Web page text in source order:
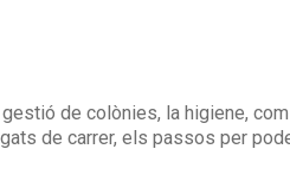
de colònies, la higiene,
de carrer, els passos per